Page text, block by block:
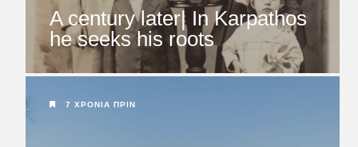
A century later| In Karpathos
he seeks his roots
7 ΧΡΌΝΙΑ ΠΡΙΝ